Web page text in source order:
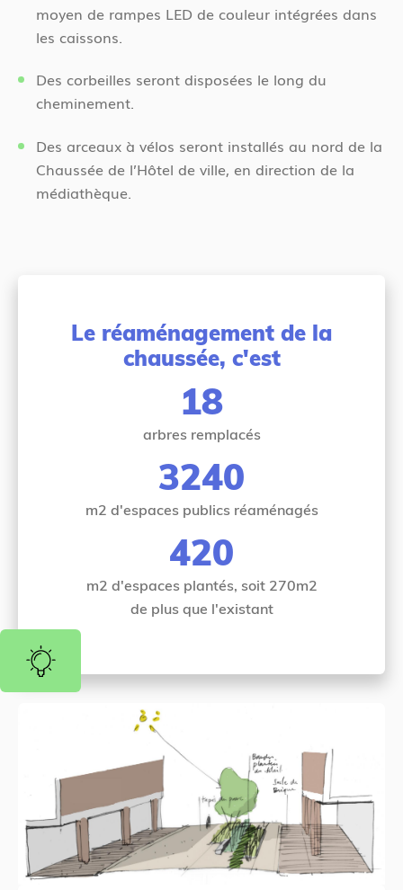
moyen de rampes LED de couleur intégrées dans
les caissons.
Des corbeilles seront disposées le long du
cheminement.
Des arceaux à vélos seront installés au nord de la
Chaussée de l’Hôtel de ville, en direction de la
médiathèque.
Le réaménagement de la
chaussée, c'est
18
arbres remplacés
3240
m2 d'espaces publics réaménagés
420
m2 d'espaces plantés, soit 270m2
de plus que l'existant